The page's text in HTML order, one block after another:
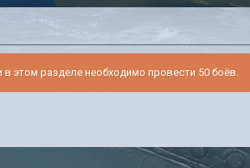
в этом разделе необходимо провести 50 боёв.